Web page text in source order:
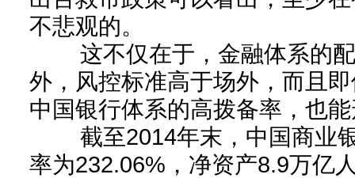
不悲观的。
这不仅在于，金融体系的配
外，风控标准高于场外，而且
中国银行体系的高拨备率，也
截至2014年末，中国商业
率为232.06%，净资产8.9万亿